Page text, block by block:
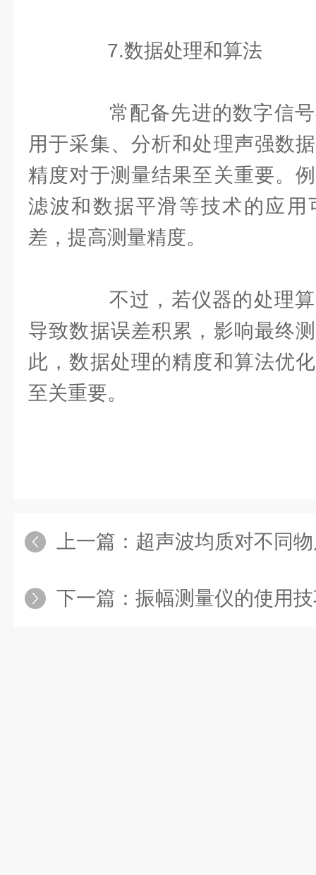
7.数据处理和算法
常配备先进的数字信号
用于采集、分析和处理声强数
精度对于测量结果至关重要。
滤波和数据平滑等技术的应用
差，提高测量精度。
不过，若仪器的处理算
导致数据误差积累，影响最终
此，数据处理的精度和算法优
至关重要。
上一篇： 超声波均质对不同
下一篇： 振幅测量仪的使用